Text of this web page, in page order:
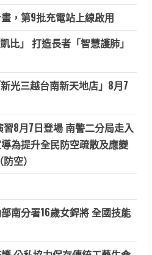
，第9批充電站上線啟用
比」 打造長者「智慧護肺」
光三越台南新天地店」8月7
8月7日登場 南警二分局走入
為提升全民防空疏散及應變
空）
南分署16歲女銲將 全國技能